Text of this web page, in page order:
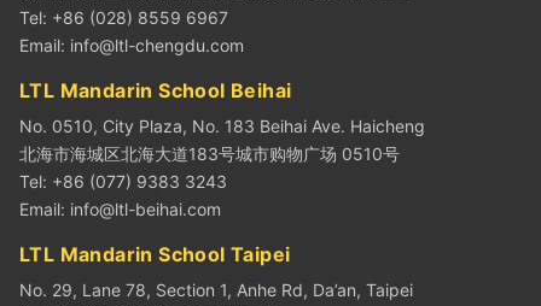
Tel: +86 (028) 8559 6967
Email: info@ltl-chengdu.com
LTL Mandarin School Beihai
No. 0510, City Plaza, No. 183 Beihai Ave. Haicheng
北海市海城区北海大道183号城市购物广场 0510号
Tel: +86 (077) 9383 3243
Email: info@ltl-beihai.com
LTL Mandarin School Taipei
No. 29, Lane 78, Section 1, Anhe Rd, Da’an, Taipei